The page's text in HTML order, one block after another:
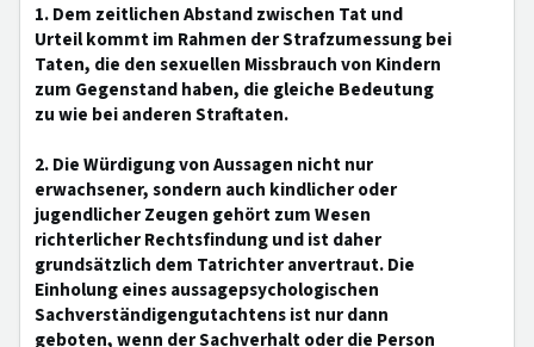
1. Dem zeitlichen Abstand zwischen Tat und
Urteil kommt im Rahmen der Strafzumessung bei
Taten, die den sexuellen Missbrauch von Kindern
zum Gegenstand haben, die gleiche Bedeutung
zu wie bei anderen Straftaten.
2. Die Würdigung von Aussagen nicht nur
erwachsener, sondern auch kindlicher oder
jugendlicher Zeugen gehört zum Wesen
richterlicher Rechtsfindung und ist daher
grundsätzlich dem Tatrichter anvertraut. Die
Einholung eines aussagepsychologischen
Sachverständigengutachtens ist nur dann
geboten, wenn der Sachverhalt oder die Person